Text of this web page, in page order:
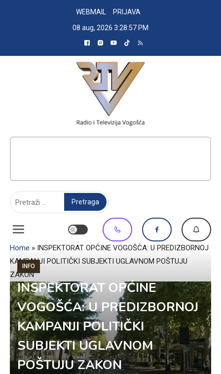
WEBMAIL
PRIJAVA
08 aug, 2026 3:28:58 PM
Home » INSPEKTORAT OPĆINE VOGOŠĆA: U PREDIZBORNOJ
KAMPANJI POLITIČKI SUBJEKTI UGLAVNOM POŠTUJU
ZAKON
INFO
INSPEKTORAT OPĆINE
VOGOŠĆA: U PREDIZBORNOJ
KAMPANJI POLITIČKI
SUBJEKTI UGLAVNOM
POŠTUJU ZAKON